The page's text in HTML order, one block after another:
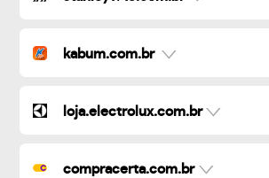
kabum.com.br
loja.electrolux.com.br
compracerta.com.br